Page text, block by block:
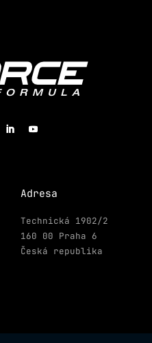
Adresa
Technická 1902/2
160 00 Praha 6
Česká republika